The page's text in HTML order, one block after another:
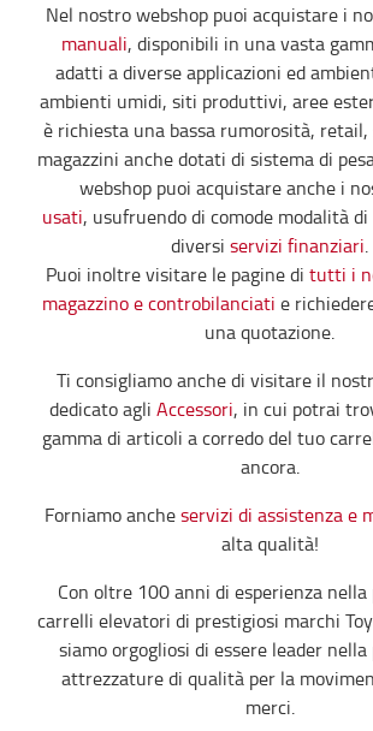
Nel nostro webshop puoi acquistare i
manuali, disponibili in una vasta
adatti a diverse applicazioni ed
ambienti umidi, siti produttivi, aree
è richiesta una bassa rumorosità,
magazzini anche dotati di sistema di
webshop puoi acquistare anche i
usati, usufruendo di comode modalità
diversi servizi finanziari.
Puoi inoltre visitare le pagine di tutti i
magazzino e controbilanciati e
una quotazione.
Ti consigliamo anche di visitare il
dedicato agli Accessori, in cui potrai
gamma di articoli a corredo del tuo
ancora.
Forniamo ancheservizi di assistenza e
alta qualità!
Con oltre 100 anni di esperienza nella
carrelli elevatori di prestigiosi marchi
siamo orgogliosi di essere leader
attrezzature di qualità per la
merci.